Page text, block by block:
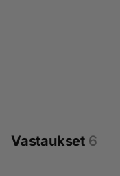
Vastaukset 6